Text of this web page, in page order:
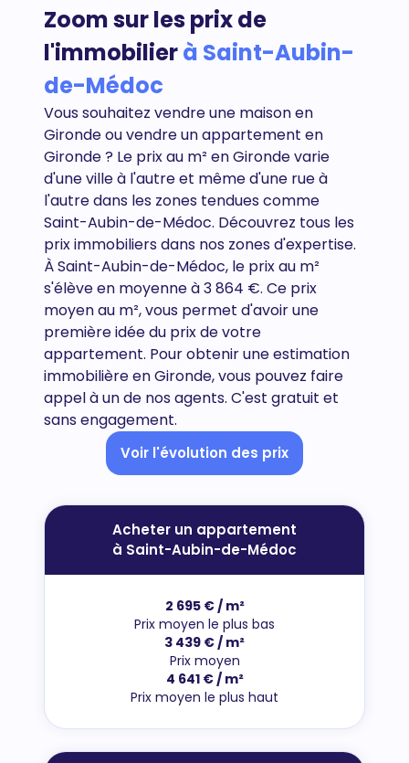
Zoom sur les prix de
l'immobilierà Saint-Aubin-
de-Médoc
Vous souhaitez vendre une maison en
Gironde ou vendre un appartement en
Gironde? Le prix au m² en Gironde varie
d'une ville à l'autre et même d'une rue à
l'autre dans les zones tendues comme
Saint-Aubin-de-Médoc. Découvrez tous les
prix immobiliers dans nos zones d'expertise.
À Saint-Aubin-de-Médoc, le prix au m²
s'élève en moyenne à 3 864 €. Ce prix
moyen au m², vous permet d'avoir une
première idée du prix de votre
appartement. Pour obtenir une estimation
immobilière en Gironde, vous pouvez faire
appel à un de nos agents. C'est gratuit et
sans engagement.
Voir l'évolution des prix
Acheter un appartement
à Saint-Aubin-de-Médoc
2 695 € / m²
Prix moyen le plus bas
3 439 € / m²
Prix moyen
4 641 € / m²
Prix moyen le plus haut